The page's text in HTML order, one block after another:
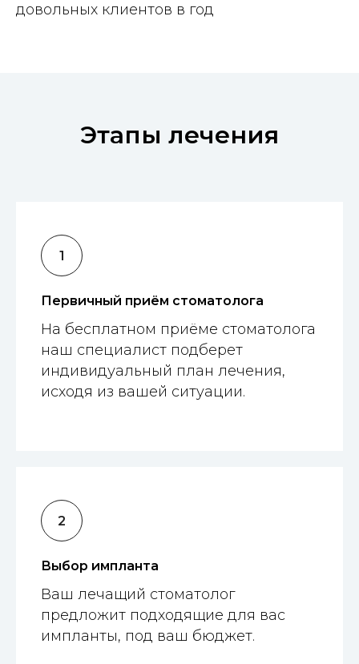
довольных клиентов в год
Этапы лечения
Первичный приём стоматолога
На бесплатном приёме стоматолога
наш специалист подберет
индивидуальный план лечения,
исходя из вашей ситуации.
Выбор импланта
Ваш лечащий стоматолог
предложит подходящие для вас
импланты, под ваш бюджет.